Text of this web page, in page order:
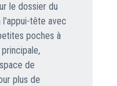
le dossier du
tête avec
poches à
de
plus de